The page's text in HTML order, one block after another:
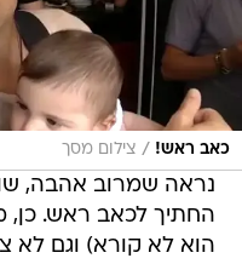
כאב ראש! / צילום מסך
נראה שמרוב אהבה,
החתיך לכאב ראש.
הוא לא קורא) וגם לא